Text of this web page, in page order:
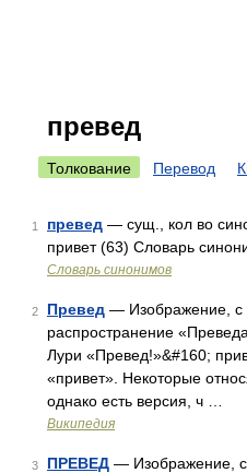
превед
Толкование Перевод
1 превед — сущ., кол во
привет (63) Словарь
Словарь синонимов
2 Превед — Изображение, с
распространение
Лури «Превед!»&#160;
«привет». Некоторые
однако есть версия, ч …
Википедия
3 ПРЕВЕД — Изображение, с